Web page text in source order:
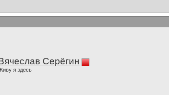
Серёгин
я здесь